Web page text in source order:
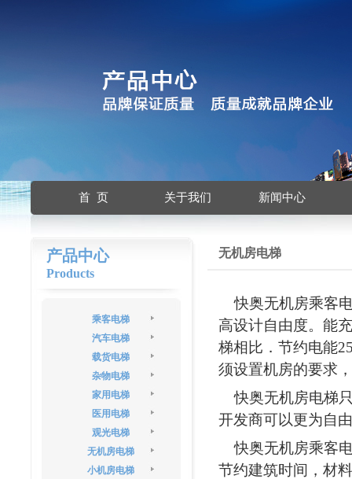
首 页 关于我们 新闻中心
产品中心
Products
乘客电梯
汽车电梯
载货电梯
杂物电梯
家用电梯
医用电梯
观光电梯
无机房电梯
小机房电梯
无机房电梯
快奥无机房乘客
高设计自由度。能
梯相比．节约电能
须设置机房的要求
快奥无机房电梯
开发商可以更为自
快奥无机房乘客
节约建筑时间，材